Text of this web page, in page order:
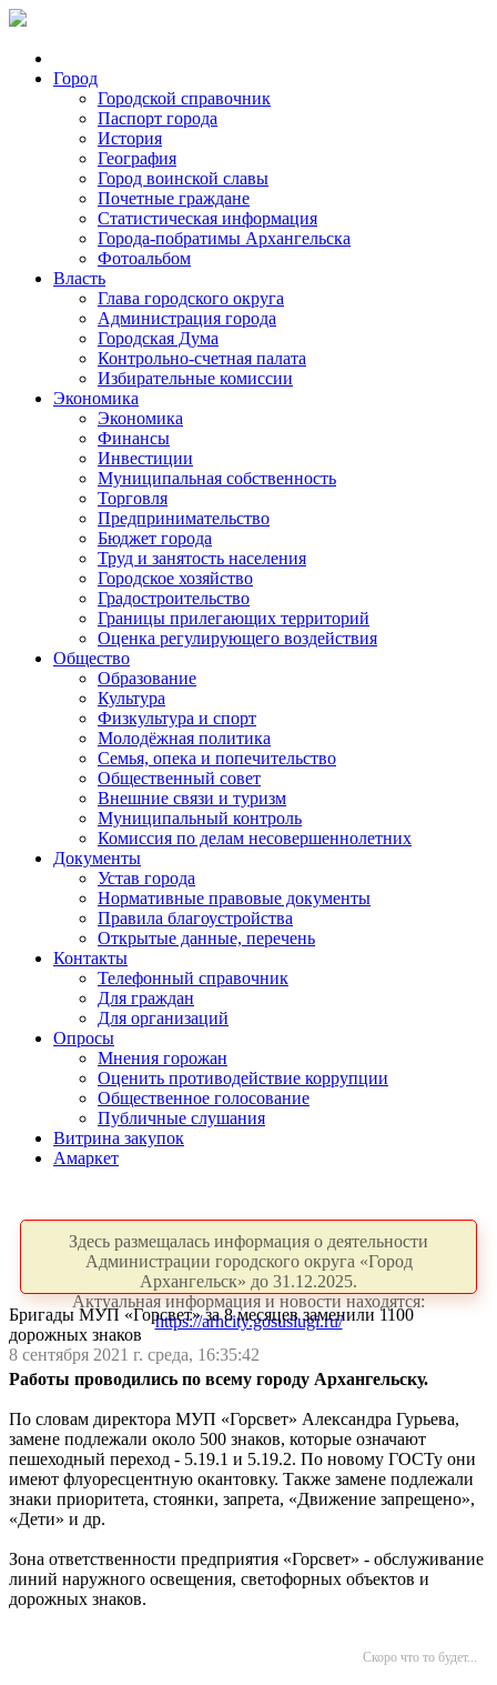
Город
Городской справочник
Паспорт города
История
География
Город воинской славы
Почетные граждане
Статистическая информация
Города-побратимы Архангельска
Фотоальбом
Власть
Глава городского округа
Администрация города
Городская Дума
Контрольно-счетная палата
Избирательные комиссии
Экономика
Экономика
Финансы
Инвестиции
Муниципальная собственность
Торговля
Предпринимательство
Бюджет города
Труд и занятость населения
Городское хозяйство
Градостроительство
Границы прилегающих территорий
Оценка регулирующего воздействия
Общество
Образование
Культура
Физкультура и спорт
Молодёжная политика
Семья, опека и попечительство
Общественный совет
Внешние связи и туризм
Муниципальный контроль
Комиссия по делам несовершеннолетних
Документы
Устав города
Нормативные правовые документы
Правила благоустройства
Открытые данные, перечень
Контакты
Телефонный справочник
Для граждан
Для организаций
Опросы
Мнения горожан
Оценить противодействие коррупции
Общественное голосование
Публичные слушания
Витрина закупок
Амаркет
Здесь размещалась информация о деятельности
Администрации городского округа «Город
Архангельск» до 31.12.2025.
Актуальная информация и новости находятся:
https://arhcity.gosuslugi.ru/
Бригады МУП «Горсвет» за 8 месяцев заменили 1100
дорожных знаков
8 сентября 2021 г. среда, 16:35:42
Работы проводились по всему городу Архангельску.
По словам директора МУП «Горсвет» Александра Гурьева,
замене подлежали около 500 знаков, которые означают
пешеходный переход - 5.19.1 и 5.19.2. По новому ГОСТу они
имеют флуоресцентную окантовку. Также замене подлежали
знаки приоритета, стоянки, запрета, «Движение запрещено»,
«Дети» и др.
Зона ответственности предприятия «Горсвет» - обслуживание
линий наружного освещения, светофорных объектов и
дорожных знаков.
Скоро что то будет...